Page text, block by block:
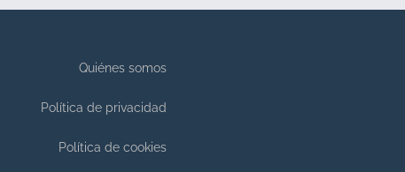
Quiénes somos
Política de privacidad
Política de cookies